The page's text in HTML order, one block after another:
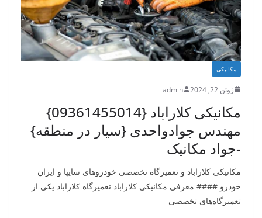
مکانیکی
ژوئن 22, 2024 admin
مکانیکی کلاراباد {09361455014}
مهندس جوادواحدی {سیار در منطقه}
-جواد مکانیک
مکانیکی کلاراباد و تعمیرگاه تخصصی خودروهای سایپا و ایران
خودرو #### معرفی مکانیکی کلاراباد تعمیرگاه کلاراباد یکی از
تعمیرگاه‌های تخصصی